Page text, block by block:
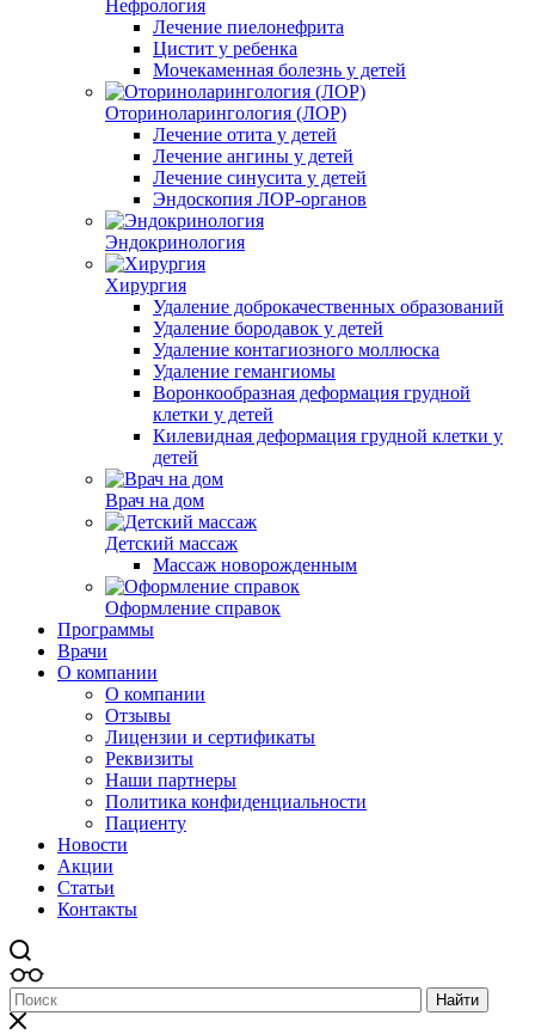
Нефрология
Лечение пиелонефрита
Цистит у ребенка
Мочекаменная болезнь у детей
Оториноларингология (ЛОР)
Лечение отита у детей
Лечение ангины у детей
Лечение синусита у детей
Эндоскопия ЛОР-органов
Эндокринология
Хирургия
Удаление доброкачественных образований
Удаление бородавок у детей
Удаление контагиозного моллюска
Удаление гемангиомы
Воронкообразная деформация грудной
клетки у детей
Килевидная деформация грудной клетки у
детей
Врач на дом
Детский массаж
Массаж новорожденным
Оформление справок
Программы
Врачи
О компании
О компании
Отзывы
Лицензии и сертификаты
Реквизиты
Наши партнеры
Политика конфиденциальности
Пациенту
Новости
Акции
Статьи
Контакты
Найти